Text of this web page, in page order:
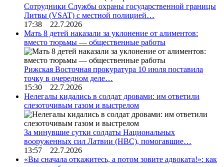
Сотрудники Службы охраны государственной границы
Литвы (VSAT) с местной полицией…
17:38 22.7.2026
Мать 8 детей наказали за уклонение от алиментов:
вместо тюрьмы — общественные работы
Рижская Восточная прокуратура 10 июля поставила
точку в очередном деле…
15:30 22.7.2026
Нелегалы кидались в солдат дровами: им ответили
слезоточивым газом и выстрелом
За минувшие сутки солдаты Национальных
вооруженных сил Латвии (НВС), помогавшие…
13:57 22.7.2026
«Вы сначала откажитесь, а потом зовите адвоката!»: как